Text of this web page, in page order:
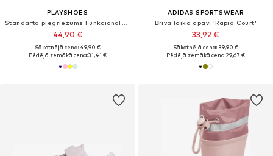
PLAYSHOES
Standarta piegriezums Funkcionālais apģērbs
44,90 €
Sākotnējā cena: 49,90 €
Pēdējā zemākā cena:31,41 €
ADIDAS SPORTSWEAR
Brīvā laika apavi 'Rapid Court'
33,92 €
Sākotnējā cena: 39,90 €
Pēdējā zemākā cena:29,67 €